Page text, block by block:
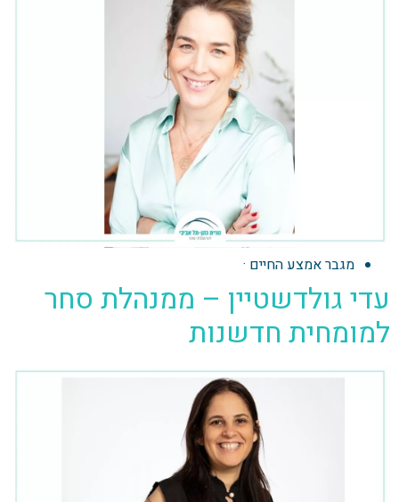
מגבר אמצע החיים ·
עדי גולדשטיין – ממנהלת סחר
למומחית חדשנות